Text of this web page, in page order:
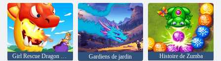
Girl Rescue Dragon Out Gardiens de jardin Histoire de Zumba